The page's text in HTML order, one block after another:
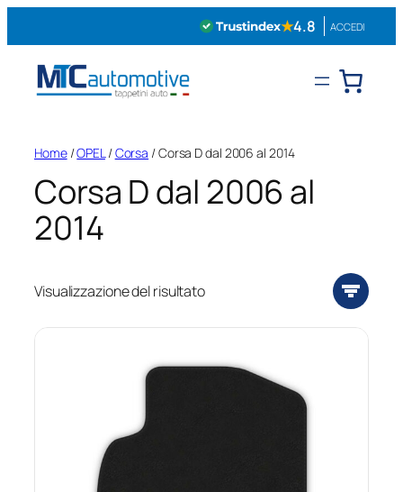
★4.8 ACCEDI
Home/OPEL/Corsa / Corsa D dal 2006 al 2014
Corsa D dal 2006 al
2014
Visualizzazione del risultato